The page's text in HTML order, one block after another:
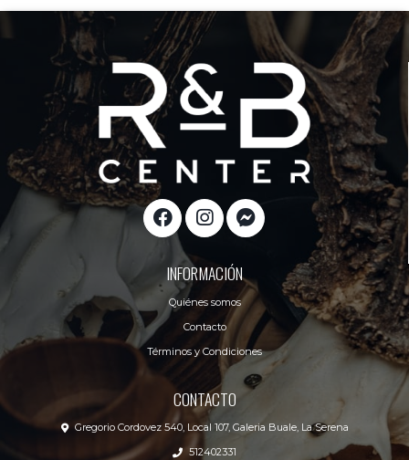
INFORMACIÓN
Quiénes somos
Contacto
Términos y Condiciones
CONTACTO
Gregorio Cordovez 540, Local 107, Galeria Buale, La Serena
512402331